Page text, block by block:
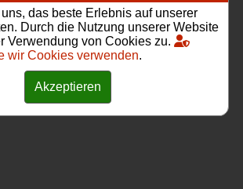
das beste Erlebnis auf unserer
Durch die Nutzung unserer Website
Verwendung von Cookies zu.
wir Cookies verwenden.
Akzeptieren